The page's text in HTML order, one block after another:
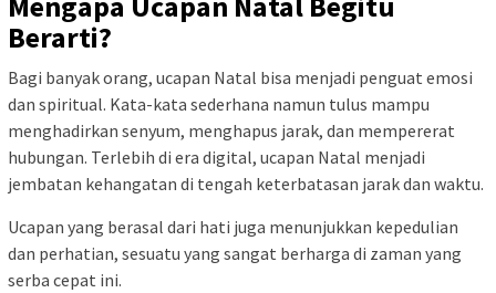
Berarti?
Bagi banyak orang, ucapan Natal bisa menjadi penguat emosi
dan spiritual. Kata-kata sederhana namun tulus mampu
menghadirkan senyum, menghapus jarak, dan mempererat
hubungan. Terlebih di era digital, ucapan Natal menjadi
jembatan kehangatan di tengah keterbatasan jarak dan waktu.
Ucapan yang berasal dari hati juga menunjukkan kepedulian
dan perhatian, sesuatu yang sangat berharga di zaman yang
serba cepat ini.